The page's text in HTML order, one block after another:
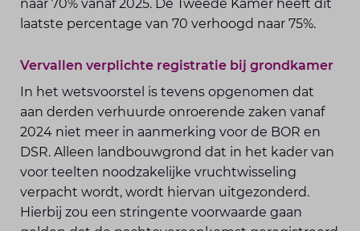
naar 70% vanaf 2025. De Tweede Kamer heeft dit
laatste percentage van 70 verhoogd naar 75%.
Vervallen verplichte registratie bij grondkamer
In het wetsvoorstel is tevens opgenomen dat
aan derden verhuurde onroerende zaken vanaf
2024 niet meer in aanmerking voor de BOR en
DSR. Alleen landbouwgrond dat in het kader van
voor teelten noodzakelijke vruchtwisseling
verpacht wordt, wordt hiervan uitgezonderd.
Hierbij zou een stringente voorwaarde gaan